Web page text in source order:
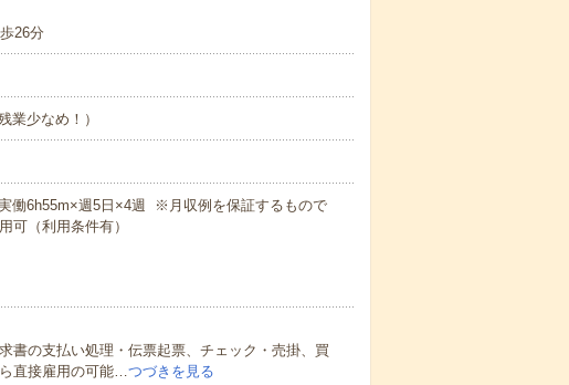
26分
業少なめ！）
働6h55m×週5日×4週 ※月収例を保証するもので
可（利用条件有）
書の支払い処理・伝票起票、チェック・売掛、買
直接雇用の可能…つづきを見る